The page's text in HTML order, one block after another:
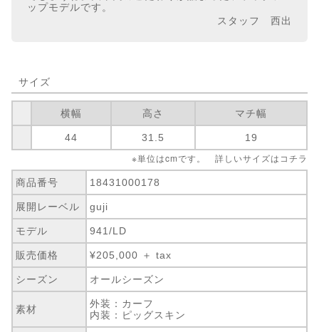
ップモデルです。
スタッフ 西出
サイズ
横幅 高さ マチ幅
44 31.5 19
※単位はcmです。 詳しいサイズは コチラ
商品番号 18431000178
展開レーベル guji
モデル 941/LD
販売価格 ¥205,000 ＋ tax
シーズン オールシーズン
素材
外装：カーフ
内装：ピッグスキン